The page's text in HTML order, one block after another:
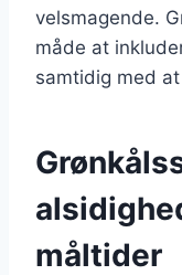
velsmagende.
måde at
samtidig med
måltider